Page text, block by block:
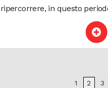
ripercorrere, in questo
1 2 3